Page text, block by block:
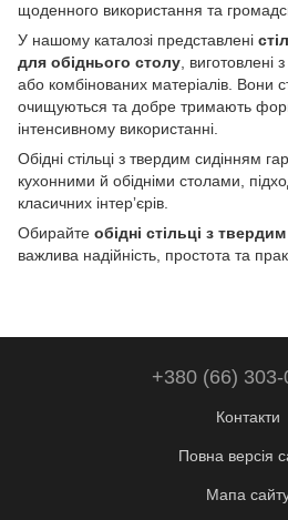
щоденного використання та
У нашому каталозі представлені
для обіднього столу ,
або комбінованих матеріалів. Вони
очищуються та добре тримають
інтенсивному використанні.
Обідні стільці з твердим сидінням
кухонними й обідніми столами,
класичних інтерʼєрів.
Обирайте обідні стільці з
важлива надійність, простота та
+380 (66) 303-
Контакти
Повна версія
Мапа